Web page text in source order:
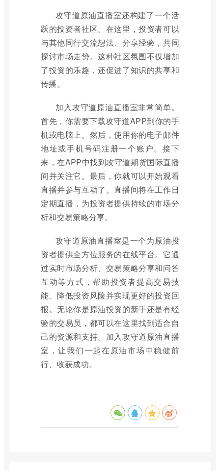
攻守道原油直播室还构建了一个活
跃的投资者社区。在这里，投资者可以
与其他同行交流想法、分享经验，共同
探讨市场走势。这种社区氛围不仅增加
了投资的乐趣，还促进了知识的共享和
传播。
加入攻守道原油直播室非常简单。
首先，你需要下载攻守道APP到你的手
机或电脑上。然后，使用你的电子邮件
地址或手机号码注册一个账户。接下
来，在APP中找到攻守道期货国际直播
间并关注它。最后，你就可以开始观看
直播并参与互动了。直播间将在工作日
定期直播，为投资者提供持续的市场分
析和交易策略分享。
攻守道原油直播室是一个为原油投
资者提供全方位服务的在线平台。它通
过实时市场分析、交易策略分享和问答
互动等方式，帮助投资者提高交易技
能、降低投资风险并实现更好的投资回
报。无论你是原油投资的新手还是有经
验的交易员，都可以在这里找到适合自
己的资源和支持。加入攻守道原油直播
室，让我们一起在原油市场中稳健前
行、收获成功。